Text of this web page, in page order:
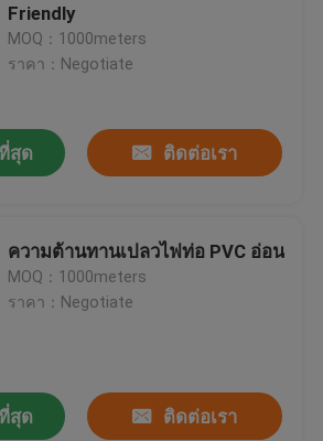
Friendly
MOQ：1000meters
ราคา：Negotiate
สุด ติดต่อเรา
ความต้านทานเปลวไฟท่อ PVC อ่อน
MOQ：1000meters
ราคา：Negotiate
สุด ติดต่อเรา